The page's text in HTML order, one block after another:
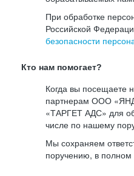
При обработке
Российской
безопасности
Кто нам помогает?
Когда вы
партнерам ООО
«ТАРГЕТ АДС» для
числе по нашему
Мы сохраняем
поручению, в